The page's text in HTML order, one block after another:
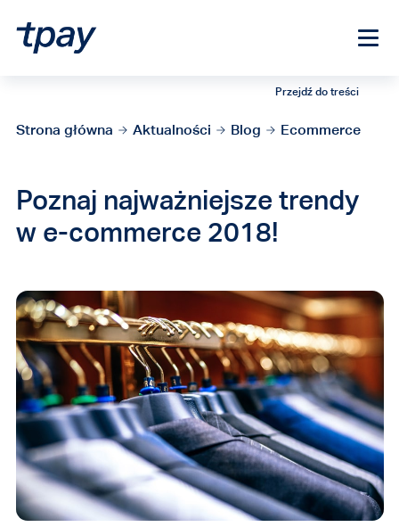
Przejdź do treści
Strona główna Aktualności Blog Ecommerce
Poznaj najważniejsze trendy
w e-commerce 2018!